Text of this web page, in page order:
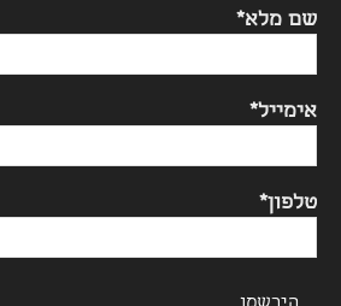
שם מלא*
אימייל*
טלפון*